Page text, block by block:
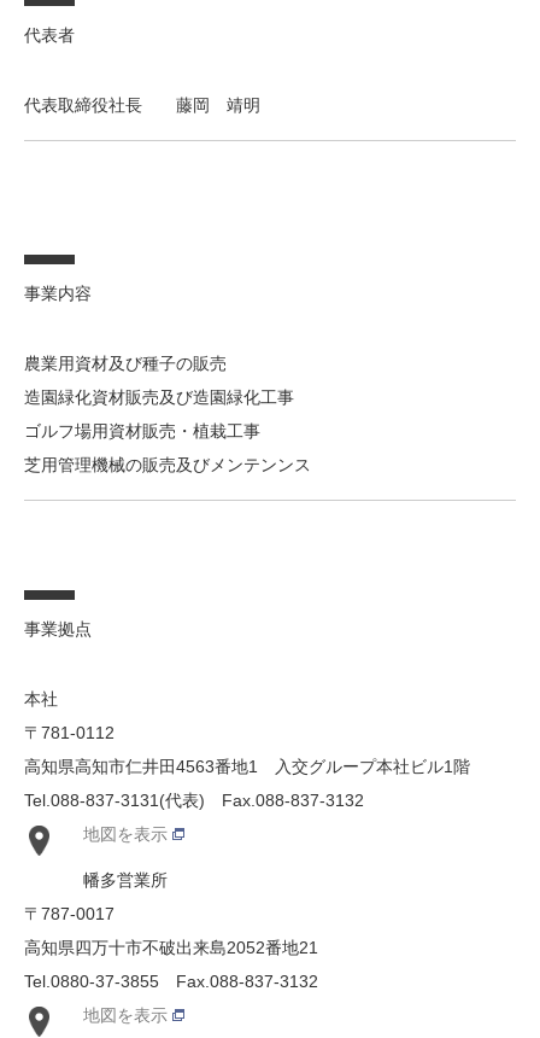
代表者
代表取締役社長 藤岡 靖明
事業内容
農業用資材及び種子の販売
造園緑化資材販売及び造園緑化工事
ゴルフ場用資材販売・植栽工事
芝用管理機械の販売及びメンテンンス
事業拠点
本社
〒781-0112
高知県高知市仁井田4563番地1 入交グループ本社ビル1階
Tel.088-837-3131(代表) Fax.088-837-3132
地図を表示
幡多営業所
〒787-0017
高知県四万十市不破出来島2052番地21
Tel.0880-37-3855 Fax.088-837-3132
地図を表示